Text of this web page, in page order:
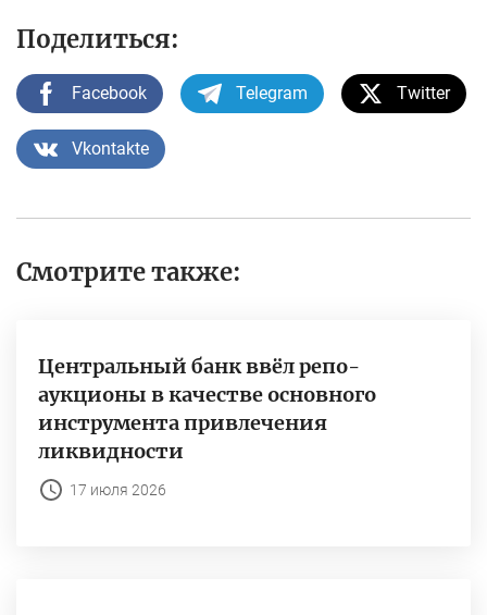
Поделиться:
Facebook Telegram Twitter
Vkontakte
Смотрите также:
Центральный банк ввёл репо-
аукционы в качестве основного
инструмента привлечения
ликвидности
17 июля 2026